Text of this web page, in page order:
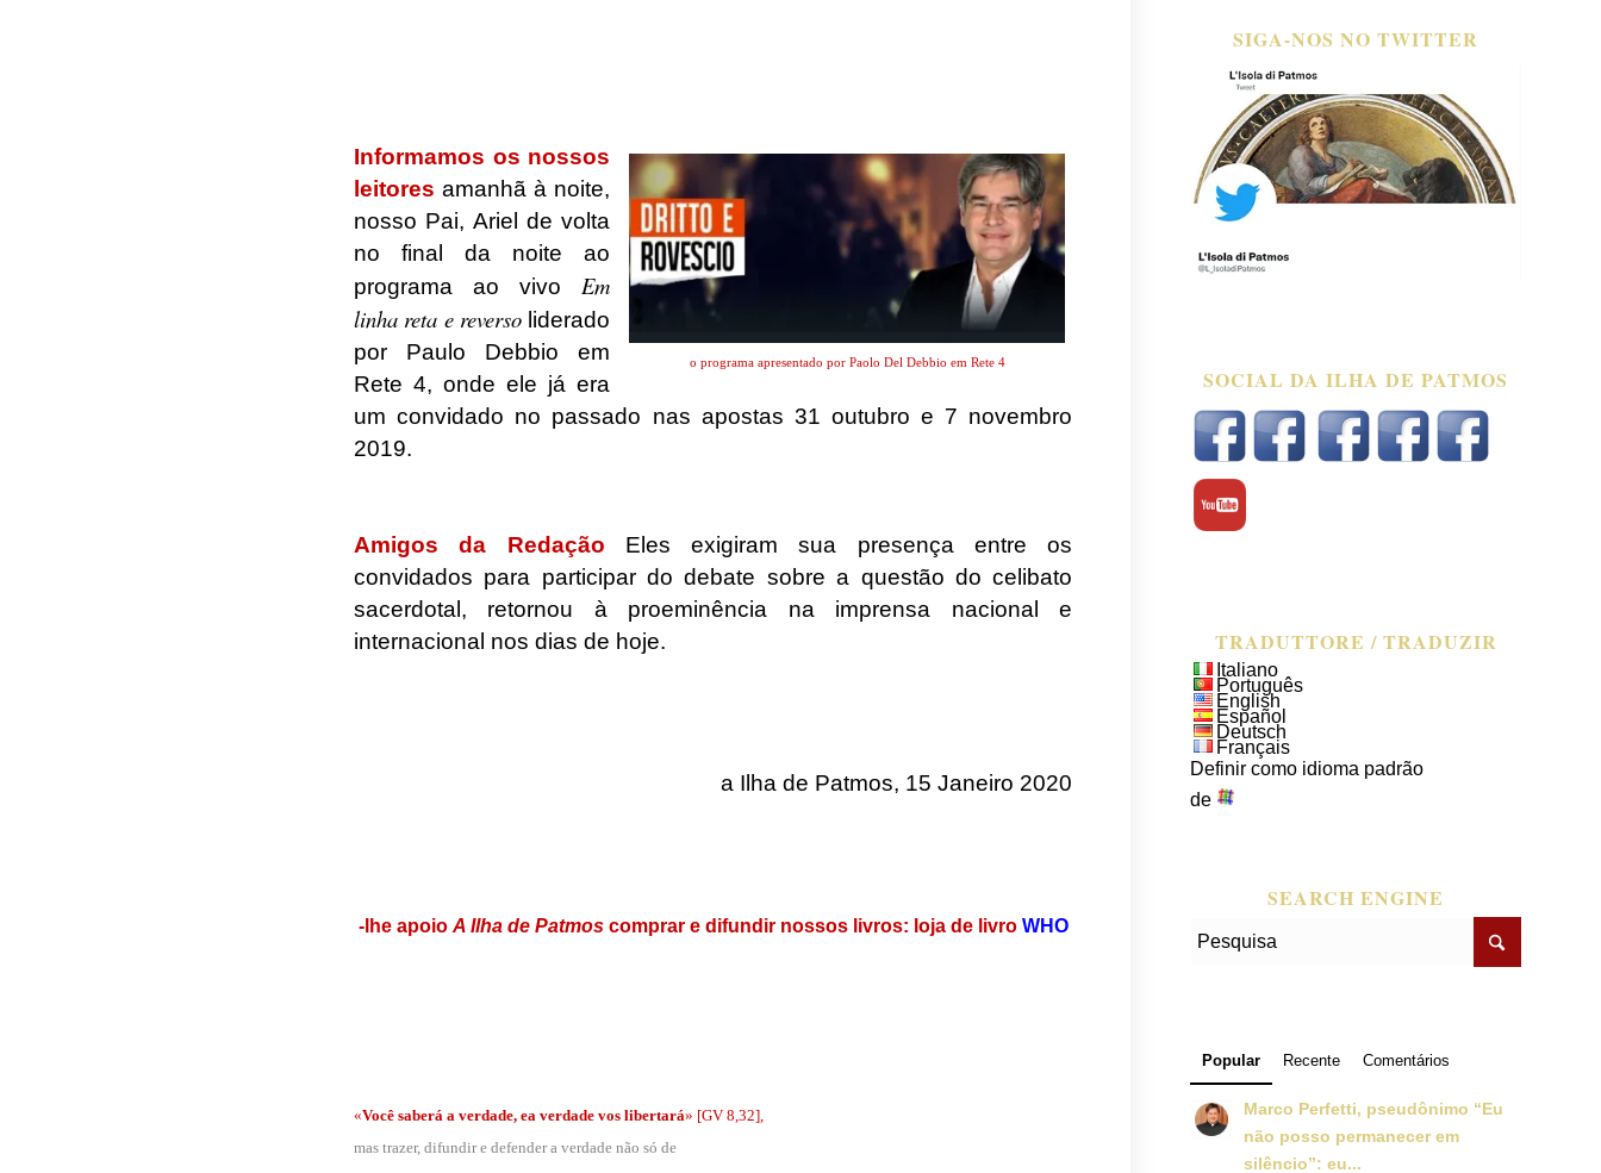
o programa apresentado por Paolo Del Debbio em Rete 4
Informamos os nossos
leitores amanhã à noite,
nosso Pai, Ariel de volta
no final da noite ao
programa ao vivoEm
linha reta e reverso liderado
por Paulo Debbio em
Rete 4, onde ele já era
um convidado no passado nas apostas 31 outubro e 7 novembro
2019.
Amigos da Redação Eles exigiram sua presença entre os
convidados para participar do debate sobre a questão do celibato
sacerdotal, retornou à proeminência na imprensa nacional e
internacional nos dias de hoje.
a Ilha de Patmos, 15 Janeiro 2020
-lhe apoio A Ilha de Patmoscomprar e difundir nossos livros: loja de livro WHO
«Você saberá a verdade, ea verdade vos libertará» [GV 8,32],
mas trazer, difundir e defender a verdade não só de
SIGA-NOS NO TWITTER
SOCIAL DA ILHA DE PATMOS
TRADUTTORE / TRADUZIR
Italiano
Português
English
Español
Deutsch
Français
Definir como idioma padrão
de
SEARCH ENGINE
Popular Recente Comentários
Marco Perfetti, pseudônimo “Eu
não posso permanecer em
silêncio”: eu...